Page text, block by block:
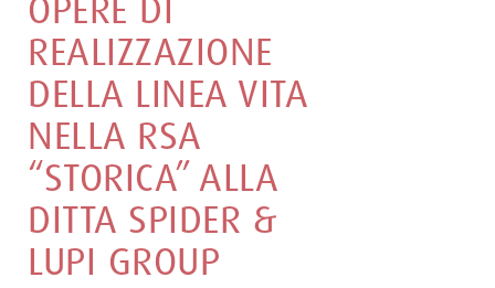
REALIZZAZIONE
DELLA LINEA VITA
NELLA RSA
“STORICA” ALLA
DITTA SPIDER &
LUPI GROUP